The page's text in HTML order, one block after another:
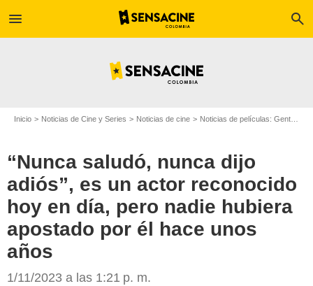
menu search
Inicio Noticias de Cine y Series Noticias de cine Noticias de películas: Gente
“Nunca saludó, nunca dijo
adiós”, es un actor reconocido
hoy en día, pero nadie hubiera
apostado por él hace unos
años
1/11/2023 a las 1:21 p. m.